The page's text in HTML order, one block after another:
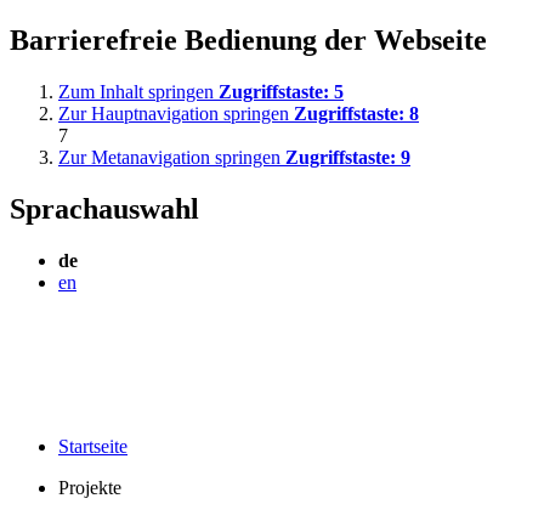
Barrierefreie Bedienung der Webseite
Zum Inhalt springen Zugriffstaste: 5
Zur Hauptnavigation springen Zugriffstaste: 8
7
Zur Metanavigation springen Zugriffstaste: 9
Sprachauswahl
de
en
Startseite
Projekte